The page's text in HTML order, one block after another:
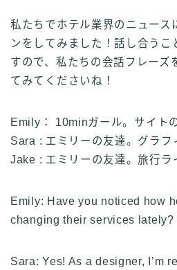
私たちでホテル業界のニュース
ンをしてみました！話し合うこ
すので、私たちの会話フレーズ
てみてくださいね！
Emily： 10minガール。サイト
Sara : エミリーの友達。グラフ
Jake : エミリーの友達。旅行ラ
Emily: Have you noticed how
changing their services lately?
Sara: Yes! As a designer, I’m